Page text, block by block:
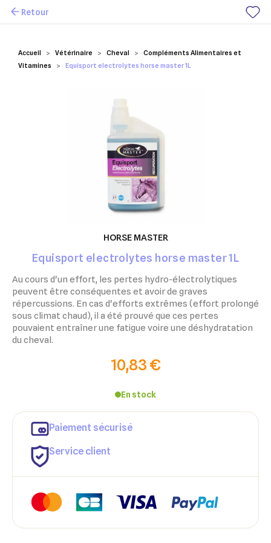
Mes favoris
Accueil Vétérinaire Cheval
Compléments Alimentaires et
Vitamines
Equisport electrolytes horse master 1L
Retour
HORSE MASTER
Equisport electrolytes horse master 1L
Au cours d'un effort, les pertes hydro-électrolytiques
peuvent être conséquentes et avoir de graves
répercussions. En cas d'efforts extrêmes (effort prolongé
sous climat chaud), il a été prouvé que ces pertes
pouvaient entraîner une fatigue voire une déshydratation
du cheval.
10,83 €
En stock
Paiement sécurisé
Service client